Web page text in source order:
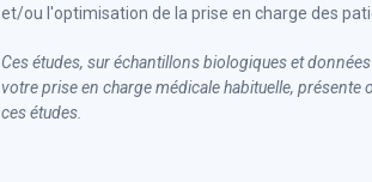
et/ou l'optimisation de la prise en charge des
Ces études, sur échantillons biologiques et
votre prise en charge médicale habituelle,
ces études.